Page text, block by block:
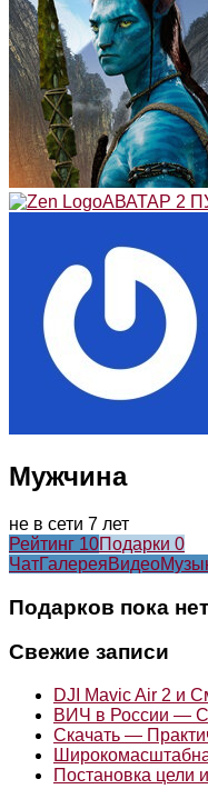
АВАТАР 2
Мужчина
не в сети 7 лет
Рейтинг 10Подарки 0
ЧатГалереяВидео
Подарков пока нет
Свежие записи
DJI Mavic Air 2 и
ВИЧ в России —
Скачать —
Постановка цели